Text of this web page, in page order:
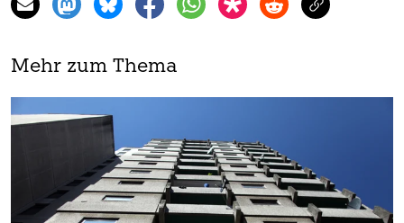
Mehr zum Thema